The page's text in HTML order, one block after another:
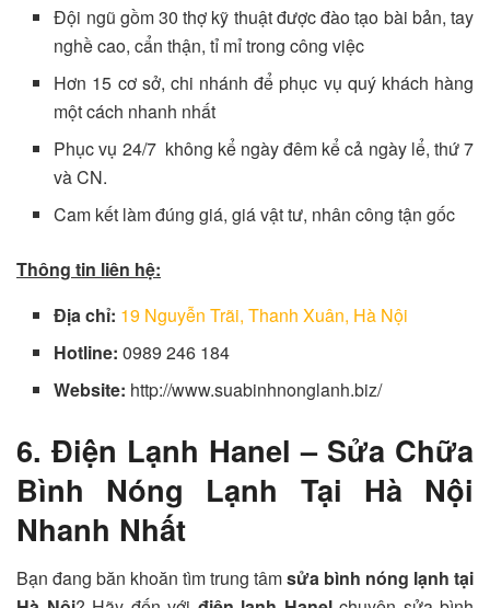
Đội ngũ gồm 30 thợ kỹ thuật được đào tạo bài bản, tay
nghề cao, cẩn thận, tỉ mỉ trong công việc
Hơn 15 cơ sở, chi nhánh để phục vụ quý khách hàng
một cách nhanh nhất
Phục vụ 24/7 không kể ngày đêm kể cả ngày lể, thứ 7
và CN.
Cam kết làm đúng giá, giá vật tư, nhân công tận gốc
Thông tin liên hệ:
Địa chỉ: 19 Nguyễn Trãi, Thanh Xuân, Hà Nội
Hotline: 0989 246 184
Website: http://www.suabinhnonglanh.biz/
6. Điện Lạnh Hanel – Sửa Chữa
Bình Nóng Lạnh Tại Hà Nội
Nhanh Nhất
Bạn đang băn khoăn tìm trung tâmsửa bình nóng lạnh tại